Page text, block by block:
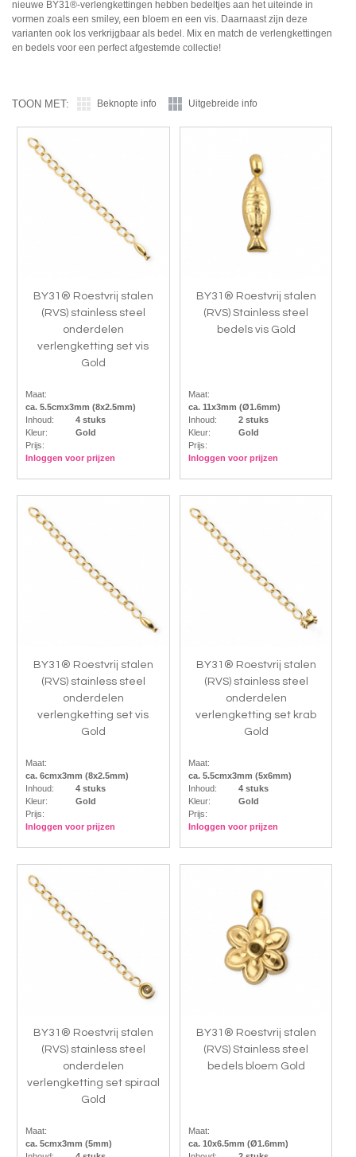
nieuwe BY31®-verlengkettingen hebben bedeltjes aan het uiteinde in
vormen zoals een smiley, een bloem en een vis. Daarnaast zijn deze
varianten ook los verkrijgbaar als bedel. Mix en match de verlengkettingen
en bedels voor een perfect afgestemde collectie!
TOON MET: Beknopte info Uitgebreide info
BY31® Roestvrij stalen
(RVS) stainless steel
onderdelen
verlengketting set vis
Gold
Maat:
ca. 5.5cmx3mm (8x2.5mm)
Inhoud:
4 stuks
Kleur:
Gold
Prijs:
Inloggen voor prijzen
BY31® Roestvrij stalen
(RVS) Stainless steel
bedels vis Gold
Maat:
ca. 11x3mm (Ø1.6mm)
Inhoud:
2 stuks
Kleur:
Gold
Prijs:
Inloggen voor prijzen
BY31® Roestvrij stalen
(RVS) stainless steel
onderdelen
verlengketting set vis
Gold
Maat:
ca. 6cmx3mm (8x2.5mm)
Inhoud:
4 stuks
Kleur:
Gold
Prijs:
Inloggen voor prijzen
BY31® Roestvrij stalen
(RVS) stainless steel
onderdelen
verlengketting set krab
Gold
Maat:
ca. 5.5cmx3mm (5x6mm)
Inhoud:
4 stuks
Kleur:
Gold
Prijs:
Inloggen voor prijzen
BY31® Roestvrij stalen
(RVS) stainless steel
onderdelen
verlengketting set spiraal
Gold
Maat:
ca. 5cmx3mm (5mm)
BY31® Roestvrij stalen
(RVS) Stainless steel
bedels bloem Gold
Maat:
ca. 10x6.5mm (Ø1.6mm)